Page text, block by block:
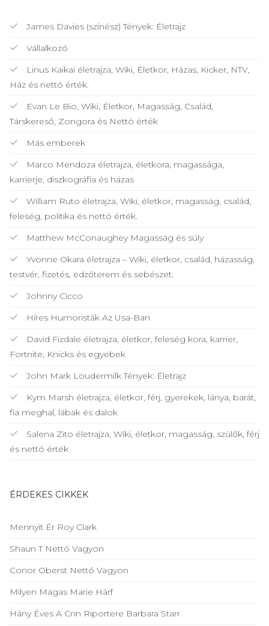
James Davies (színész) Tények: Életrajz
Vállalkozó
Linus Kaikai életrajza, Wiki, Életkor, Házas, Kicker, NTV,
Ház és nettó érték.
Evan Le Bio, Wiki, Életkor, Magasság, Család,
Társkereső, Zongora és Nettó érték
Más emberek
Marco Mendoza életrajza, életkora, magassága,
karrierje, diszkográfia és házas
William Ruto életrajza, Wiki, életkor, magasság, család,
feleség, politika és nettó érték.
Matthew McConaughey Magasság és súly
Yvonne Okara életrajza – Wiki, életkor, család, házasság,
testvér, fizetés, edzőterem és sebészet.
Johnny Cicco
Híres Humoristák Az Usa-Ban
David Fizdale életrajza, életkor, feleség kora, karrier,
Fortnite, Knicks és egyebek
John Mark Loudermilk Tények: Életrajz
Kym Marsh életrajza, életkor, férj, gyerekek, lánya, barát,
fia meghal, lábak és dalok
Salena Zito életrajza, Wiki, életkor, magasság, szülők, férj
és nettó érték
ÉRDEKES CIKKEK
Mennyit Ér Roy Clark
Shaun T Nettó Vagyon
Conor Oberst Nettó Vagyon
Milyen Magas Marie Hárf
Hány Éves A Cnn Riportere Barbara Starr